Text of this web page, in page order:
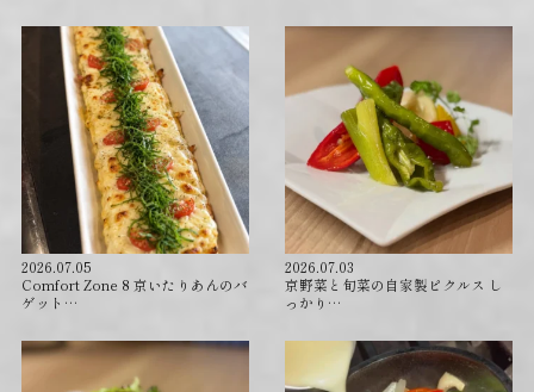
2026.07.05
Comfort Zone 8 京いたりあんのバ
ゲット…
2026.07.03
京野菜と旬菜の自家製ピクルス し
っかり…